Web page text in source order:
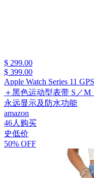
$ 299.00
$ 399.00
Apple Watch Series 11
＋黑色运动型表带 S／M
永远显示及防水功能
amazon
46人购买
史低价
50% OFF